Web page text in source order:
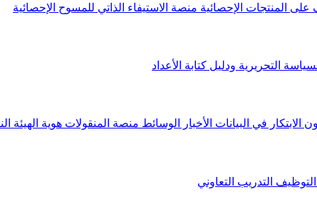
المنتجات الإحصائية منصة الاستيفاء الذاتي للمسوح الإحصائية
التحريرية ودليل كتابة الأعداد
الابتكار في البيانات الأخبار الوسائط منصة المنقولات هوية الهيئة
التوظيف التدريب التعاوني